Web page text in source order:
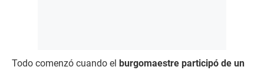
Todo comenzó cuando el burgomaestre participó de un